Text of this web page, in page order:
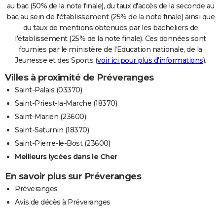
au bac (50% de la note finale), du taux d'accès de la seconde au
bac au sein de l'établissement (25% de la note finale) ainsi que
du taux de mentions obtenues par les bacheliers de
l'établissement (25% de la note finale). Ces données sont
fournies par le ministère de l'Education nationale, de la
Jeunesse et des Sports (voir ici pour plus d'informations).
Villes à proximité de Préveranges
Saint-Palais (03370)
Saint-Priest-la-Marche (18370)
Saint-Marien (23600)
Saint-Saturnin (18370)
Saint-Pierre-le-Bost (23600)
Meilleurs lycées dans le Cher
En savoir plus sur Préveranges
Préveranges
Avis de décès à Préveranges